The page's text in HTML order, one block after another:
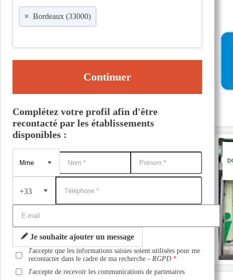
× Bordeaux (33000)
Continuer
Complétez votre profil afin d'être
recontacté par les établissements
disponibles :
+33
Je souhaite ajouter un message
J'accepte que les informations saisies soient utilisées pour me
recontacter dans le cadre de ma recherche -RGPD
J'accepte de recevoir les communications de partenaires